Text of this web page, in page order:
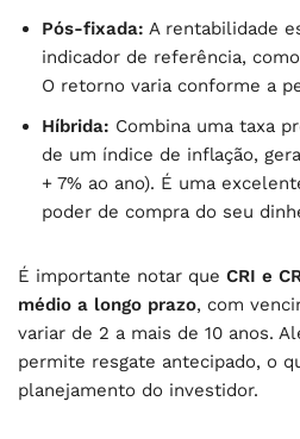
Pós-fixada: A rentabilidade
indicador de referência, como
O retorno varia conforme a
Híbrida: Combina uma taxa
de um índice de inflação,
+ 7% ao ano). É uma
poder de compra do seu
É importante notar que CRI e
médio a longo prazo, com
variar de 2 a mais de 10 anos.
permite resgate antecipado, o
planejamento do investidor.